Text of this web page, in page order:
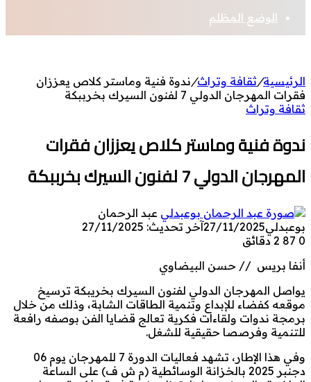
الوضع المظلم
الرئيسية/ثقافة وتراث/ندوة فنية وماستر كلاص يعززان
فقرات المهرجان الدولي 7 لفنون السيرك بخرببكة
ثقافة وتراث
ندوة فنية وماستر كلاص يعززان فقرات
المهرجان الدولي 7 لفنون السيرك بخرببكة
عبد الرحمان
بوعبدلي27/11/2025آخر تحديث: 27/11/2025
0
2 دقائق
أنفا بريس // حسن البيضاوي
يواصل المهرجان الدولي لفنون السيرك بخريبكة ترسيخ
موقعه كفضاء للإبداع وتنمية الطاقات الشابة، وذلك من خلال
برمجة ندوات ولقاءات فكرية تعالج قضايا الفن بوصفه رافعة
للتنمية وفرصصا حقيقية للشغل.
وفي هذا الإطار، تشهد فعاليات الدورة 7 للمهرجان يوم 06
دجنبر 2025 بالخزانة الوسائطية (م ش ف) على الساعة